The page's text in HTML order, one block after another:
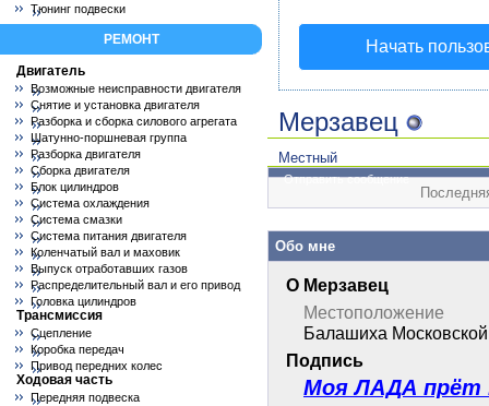
Тюнинг подвески
РЕМОНТ
Двигатель
Возможные неисправности двигателя
Снятие и установка двигателя
Разборка и сборка силового агрегата
Шатунно-поршневая группа
Разборка двигателя
Сборка двигателя
Блок цилиндров
Система охлаждения
Система смазки
Система питания двигателя
Коленчатый вал и маховик
Выпуск отработавших газов
Распределительный вал и его привод
Головка цилиндров
Трансмиссия
Сцепление
Коробка передач
Привод передних колес
Ходовая часть
Передняя подвеска
Начать
Мерзавец
Местный
Отправить сообщение
Обо мне
О Мерзавец
Местоположение
Балашиха Московской
Подпись
Моя ЛАДА прёт